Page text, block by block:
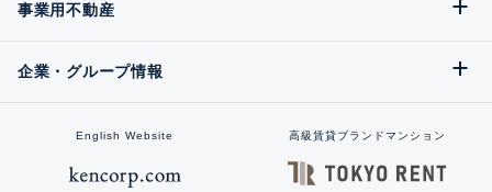
事業用不動産
企業・グループ情報
English Website 高級賃貸ブランドマンション